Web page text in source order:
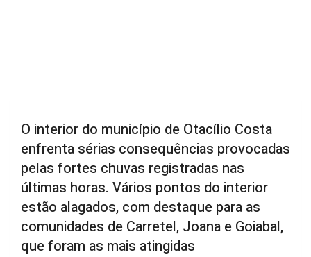
O interior do município de Otacílio Costa
enfrenta sérias consequências provocadas
pelas fortes chuvas registradas nas
últimas horas. Vários pontos do interior
estão alagados, com destaque para as
comunidades de Carretel, Joana e Goiabal,
que foram as mais atingidas